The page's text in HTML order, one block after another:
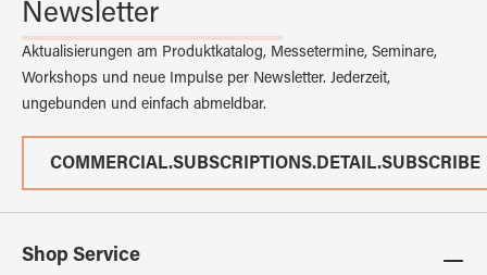
Newsletter
Aktualisierungen am Produktkatalog, Messetermine, Seminare,
Workshops und neue Impulse per Newsletter. Jederzeit,
ungebunden und einfach abmeldbar.
COMMERCIAL.SUBSCRIPTIONS.DETAIL.SUBSCRIBE
Shop Service